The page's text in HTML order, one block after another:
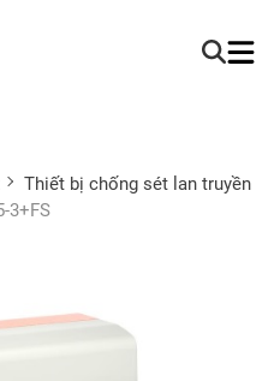
Thiết bị chống sét lan truyền
3+FS